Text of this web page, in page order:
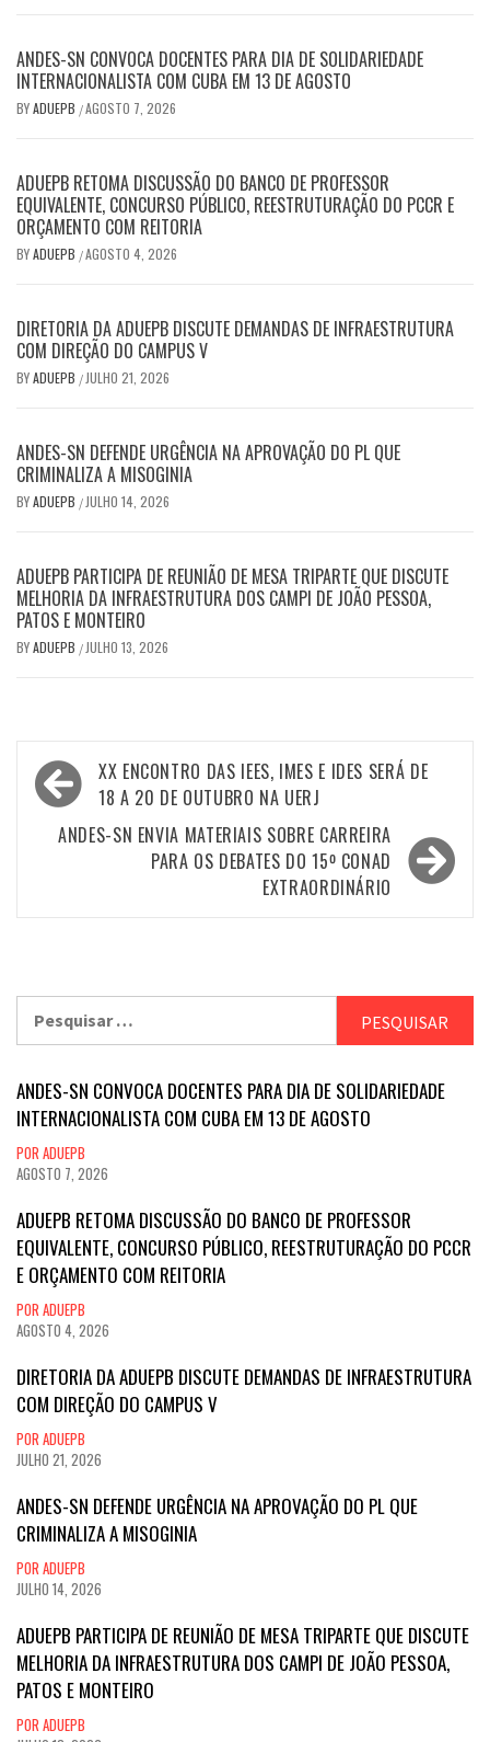
ANDES-SN CONVOCA DOCENTES PARA DIA DE SOLIDARIEDADE
INTERNACIONALISTA COM CUBA EM 13 DE AGOSTO
BYADUEPB /AGOSTO 7, 2026
ADUEPB RETOMA DISCUSSÃO DO BANCO DE PROFESSOR
EQUIVALENTE, CONCURSO PÚBLICO, REESTRUTURAÇÃO DO PCCR E
ORÇAMENTO COM REITORIA
BYADUEPB /AGOSTO 4, 2026
DIRETORIA DA ADUEPB DISCUTE DEMANDAS DE INFRAESTRUTURA
COM DIREÇÃO DO CAMPUS V
BYADUEPB / JULHO 21, 2026
ANDES-SN DEFENDE URGÊNCIA NA APROVAÇÃO DO PL QUE
CRIMINALIZA A MISOGINIA
BYADUEPB / JULHO 14, 2026
ADUEPB PARTICIPA DE REUNIÃO DE MESA TRIPARTE QUE DISCUTE
MELHORIA DA INFRAESTRUTURA DOS CAMPI DE JOÃO PESSOA,
PATOS E MONTEIRO
BYADUEPB / JULHO 13, 2026
Navegação
de
Post
XX ENCONTRO DAS IEES, IMES E IDES SERÁ DE
18 A 20 DE OUTUBRO NA UERJ
ANDES-SN ENVIA MATERIAIS SOBRE CARREIRA
PARA OS DEBATES DO 15º CONAD
EXTRAORDINÁRIO
por:
ANDES-SN CONVOCA DOCENTES PARA DIA DE SOLIDARIEDADE
INTERNACIONALISTA COM CUBA EM 13 DE AGOSTO
POR ADUEPB
AGOSTO 7, 2026
ADUEPB RETOMA DISCUSSÃO DO BANCO DE PROFESSOR
EQUIVALENTE, CONCURSO PÚBLICO, REESTRUTURAÇÃO DO PCCR
E ORÇAMENTO COM REITORIA
POR ADUEPB
AGOSTO 4, 2026
DIRETORIA DA ADUEPB DISCUTE DEMANDAS DE INFRAESTRUTURA
COM DIREÇÃO DO CAMPUS V
POR ADUEPB
JULHO 21, 2026
ANDES-SN DEFENDE URGÊNCIA NA APROVAÇÃO DO PL QUE
CRIMINALIZA A MISOGINIA
POR ADUEPB
JULHO 14, 2026
ADUEPB PARTICIPA DE REUNIÃO DE MESA TRIPARTE QUE DISCUTE
MELHORIA DA INFRAESTRUTURA DOS CAMPI DE JOÃO PESSOA,
PATOS E MONTEIRO
POR ADUEPB